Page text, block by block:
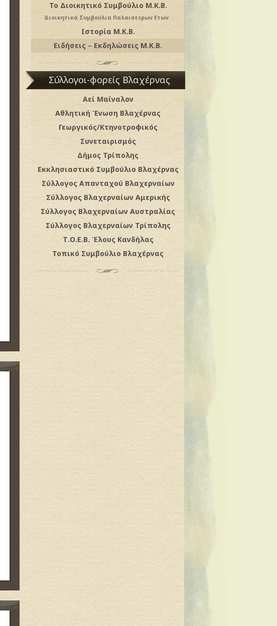
Το Διοικητικό Συμβούλιο Μ.Κ.Β.
Διοικητικά Συμβούλια Παλαιότερων Ετών
Ιστορία Μ.Κ.Β.
Ειδήσεις – Εκδηλώσεις Μ.Κ.Β.
Σύλλογοι-φορείς Βλαχέρνας
Αεί Μαίναλον
Αθλητική Ένωση Βλαχέρνας
Γεωργικός/Κτηνοτροφικός
Συνεταιρισμός
Δήμος Τρίπολης
Εκκλησιαστικό Συμβούλιο Βλαχέρνας
Σύλλογος Απανταχού Βλαχερναίων
Σύλλογος Βλαχερναίων Αμερικής
Σύλλογος Βλαχερναίων Αυστραλίας
Σύλλογος Βλαχερναίων Τρίπολης
Τ.Ο.Ε.Β. Έλους Κανδήλας
Τοπικό Συμβούλιο Βλαχέρνας